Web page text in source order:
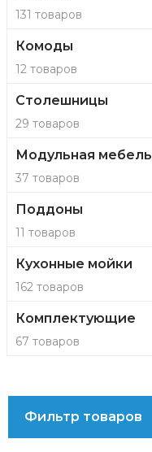
131 товаров
Комоды
12 товаров
Столешницы
29 товаров
Модульная мебель
37 товаров
Поддоны
11 товаров
Кухонные мойки
162 товаров
Комплектующие
67 товаров
Фильтр товаров